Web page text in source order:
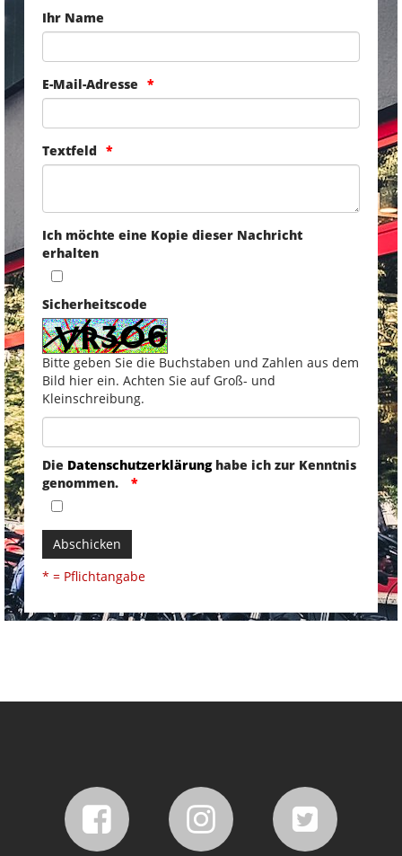
Ihr Name
E-Mail-Adresse
Textfeld
Ich möchte eine Kopie dieser Nachricht
erhalten
Sicherheitscode
Bitte geben Sie die Buchstaben und Zahlen aus dem
Bild hier ein. Achten Sie auf Groß- und
Kleinschreibung.
Die Datenschutzerklärunghabe ich zur Kenntnis
genommen.
Abschicken
* = Pflichtangabe